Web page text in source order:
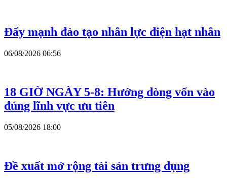
Đẩy mạnh đào tạo nhân lực điện hạt nhân
06/08/2026 06:56
18 GIỜ NGÀY 5-8: Hướng dòng vốn vào
đúng lĩnh vực ưu tiên
05/08/2026 18:00
Đề xuất mở rộng tài sản trưng dụng